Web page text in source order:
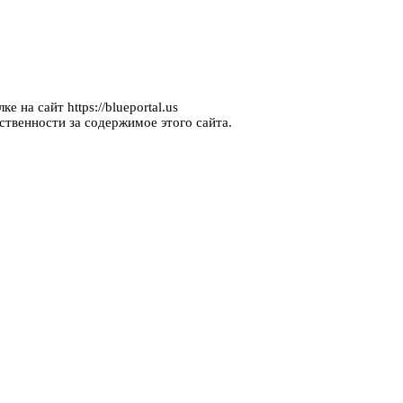
на сайт https://blueportal.us
за содержимое этого сайта.